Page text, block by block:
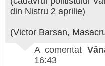
din Nistru 2 aprilie)
(Victor Barsan,
A comentat
16:43